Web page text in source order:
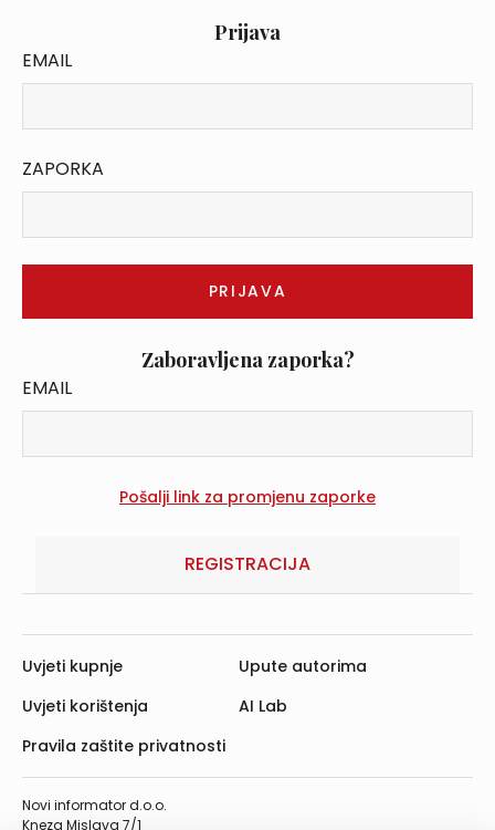
Prijava
EMAIL
ZAPORKA
Zaboravljena zaporka?
EMAIL
REGISTRACIJA
Novi informator d.o.o.
Kneza Mislava 7/1
Uvjeti kupnje
Uvjeti korištenja
Pravila zaštite privatnosti
Upute autorima
AI Lab